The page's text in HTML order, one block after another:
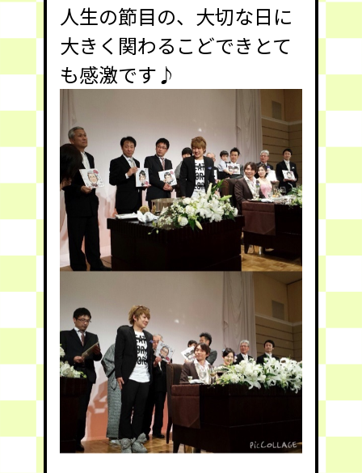
人生の節目の、大切な日に
大きく関わるこどできとて
も感激です♪